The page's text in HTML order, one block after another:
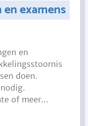
examens
en
doen.
of meer...